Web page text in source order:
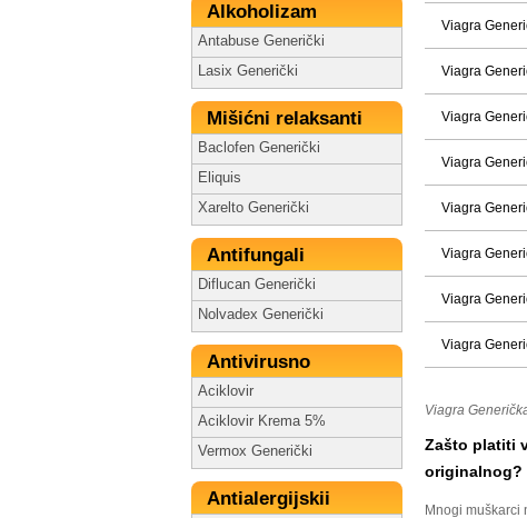
Alkoholizam
Antabuse Generički
Lasix Generički
Mišićni relaksanti
Baclofen Generički
Eliquis
Xarelto Generički
Antifungali
Diflucan Generički
Nolvadex Generički
Antivirusno
Aciklovir
Aciklovir Krema 5%
Vermox Generički
Antialergijskii
Viagra
Viagra
Viagra
Viagra
Viagra
Viagra
Viagra
Viagra
Viagra
Zašto platiti
originalnog?
Mnogi muškarci